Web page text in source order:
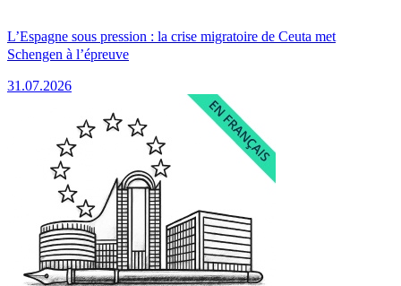
L’Espagne sous pression : la crise migratoire de Ceuta met
Schengen à l’épreuve
31.07.2026